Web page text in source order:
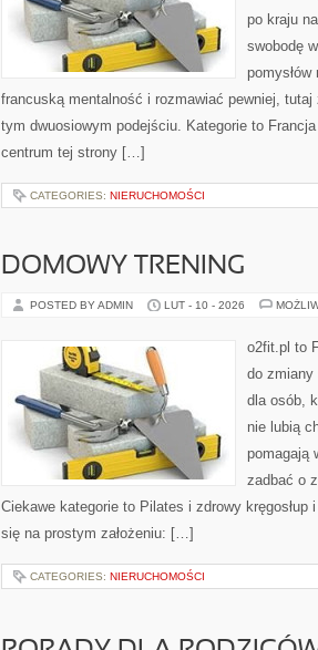
po kraju
swobodę
francuską mentalność i rozmawiać pewniej, tutaj
tym dwuosiowym podejściu. Kategorie to
centrum tej strony […]
CATEGORIES: NIERUCHOMOŚCI
DOMOWY TRENING
POSTED BY ADMIN LUT - 10 - 2026
o2fit.pl to
do
dla osób,
nie lubią
pomagają
zadbać o
Ciekawe kategorie to Pilates i zdrowy
się na prostym założeniu: […]
CATEGORIES: NIERUCHOMOŚCI